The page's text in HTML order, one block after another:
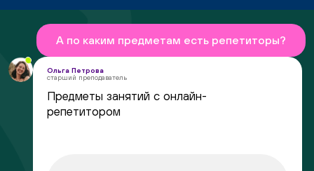
А по каким предметам есть репетиторы?
Ольга Петрова
старший преподаватель
Предметы занятий с онлайн-
репетитором